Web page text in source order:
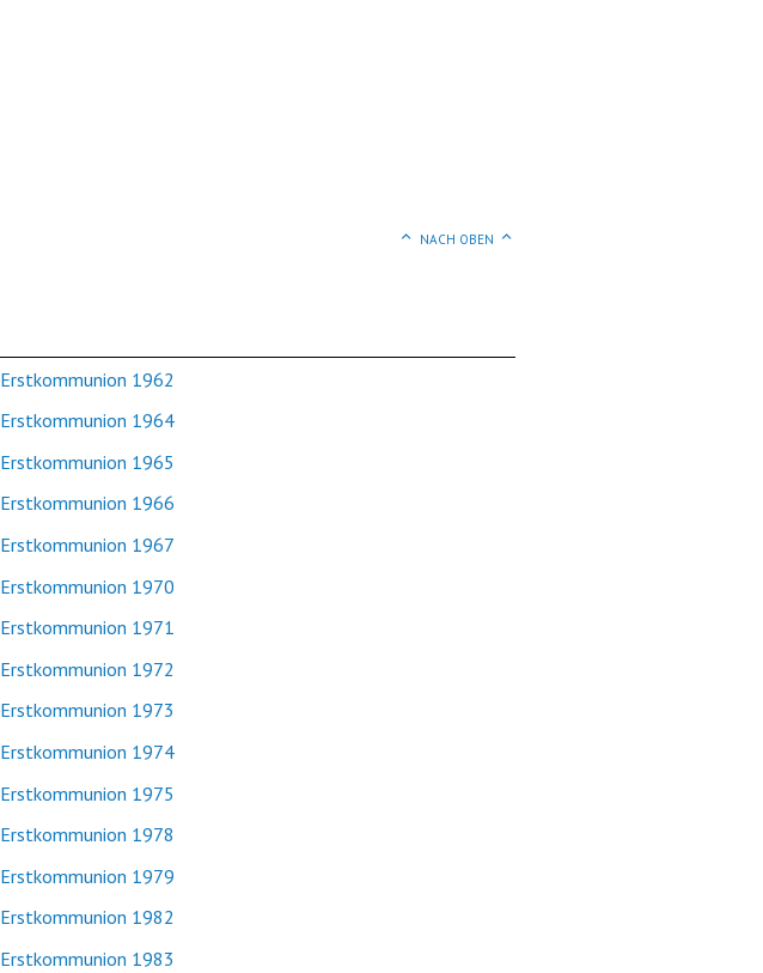
NACH OBEN
Erstkommunion 1962
Erstkommunion 1964
Erstkommunion 1965
Erstkommunion 1966
Erstkommunion 1967
Erstkommunion 1970
Erstkommunion 1971
Erstkommunion 1972
Erstkommunion 1973
Erstkommunion 1974
Erstkommunion 1975
Erstkommunion 1978
Erstkommunion 1979
Erstkommunion 1982
Erstkommunion 1983